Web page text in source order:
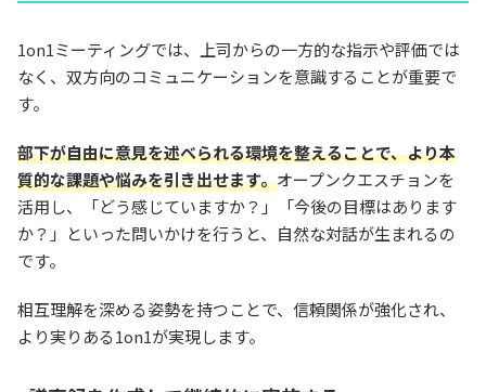
1on1ミーティングでは、上司からの一方的な指示や評価では
なく、双方向のコミュニケーションを意識することが重要で
す。
部下が自由に意見を述べられる環境を整えることで、より本
質的な課題や悩みを引き出せます。オープンクエスチョンを
活用し、「どう感じていますか？」「今後の目標はあります
か？」といった問いかけを行うと、自然な対話が生まれるの
です。
相互理解を深める姿勢を持つことで、信頼関係が強化され、
より実りある1on1が実現します。